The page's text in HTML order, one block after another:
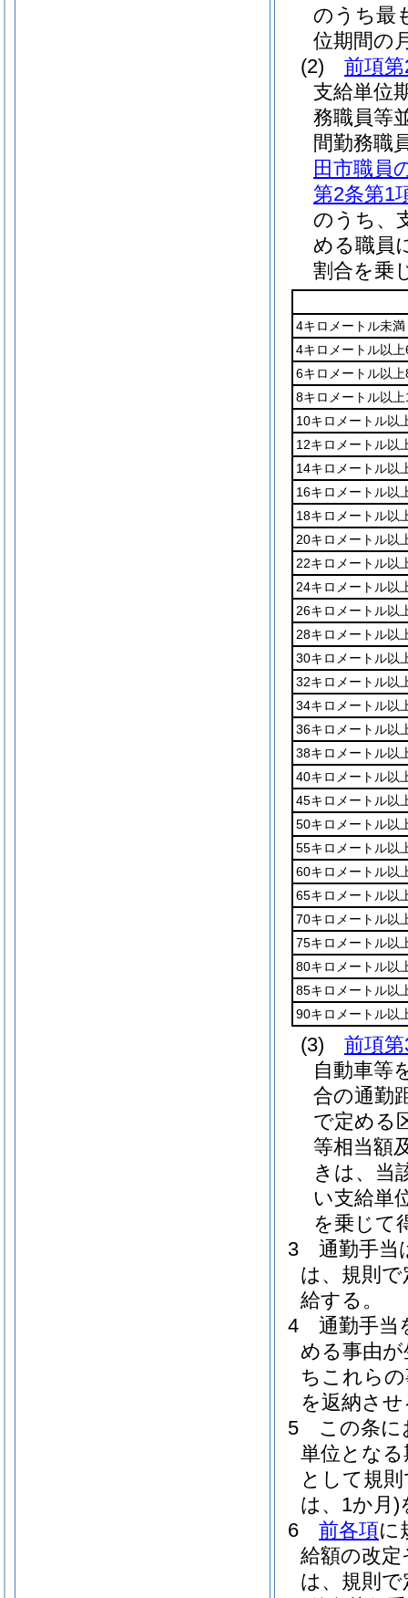
のうち最
位期間の
(2)
前項
支給単位
務職員等
間勤務職
田市職員
第2条第1
のうち、
める職員
割合を乗
4キロメートル未満
4キロメートル以
6キロメートル以
8キロメートル以
10キロメートル以
12キロメートル以
14キロメートル以
16キロメートル以
18キロメートル以
20キロメートル以
22キロメートル以
24キロメートル以
26キロメートル以
28キロメートル以
30キロメートル以
32キロメートル以
34キロメートル以
36キロメートル以
38キロメートル以
40キロメートル以
45キロメートル以
50キロメートル以
55キロメートル以
60キロメートル以
65キロメートル以
70キロメートル以
75キロメートル以
80キロメートル以
85キロメートル以
90キロメートル以
(3)
前項
自動車等
合の通勤
で定める
等相当額
きは、当
い支給単
を乗じて
3
通勤手当
は、規則
給する。
4
通勤手当
める事由
ちこれら
を返納さ
5
この条に
単位とな
として規
は、1か月)
6
前各項に
給額の改
は、規則